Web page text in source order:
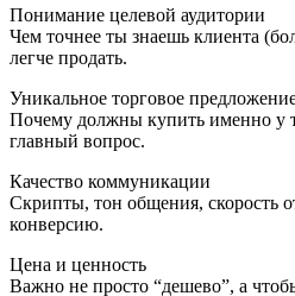
Понимание целевой аудитории
Чем точнее ты знаешь клиента
легче продать.
Уникальное торговое
Почему должны купить именно у
главный вопрос.
Качество коммуникации
Скрипты, тон общения, скорость
конверсию.
Цена и ценность
Важно не просто “дешево”, а